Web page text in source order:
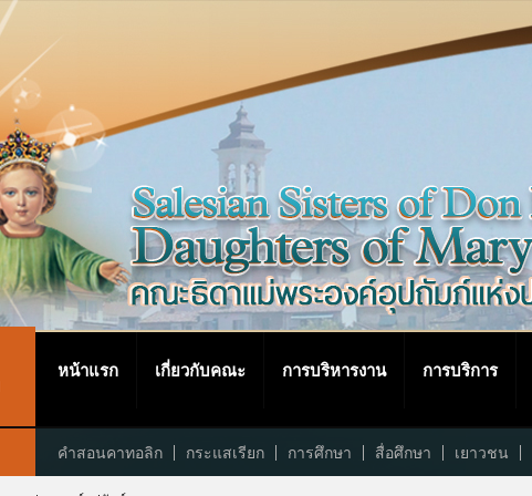
หน้าแรก เกี่ยวกับคณะ การบริหารงาน การบริการ
คำสอนคาทอลิก กระแสเรียก การศึกษา สื่อศึกษา เยาวชน